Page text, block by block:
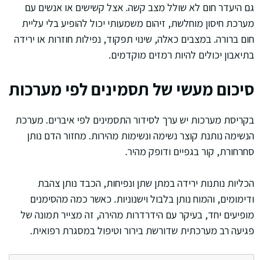
גם היעדר חום לא שולל מצב קשה. אצל קשישים או אנשים עם
מערכת חיסון מוחלשת, זיהום משמעותי יכול להופיע בלי עליית
חום ברורה. במצבים כאלה, שינוי תפקוד, נפילות חוזרות או ירידה
בתיאבון יכולים להיות רמזים מוקדמים.
סיכום מעשי של תסמינים לפי מערכות
בקריסת מערכות יש ערך לסידור התסמינים לפי איברים. מערכת
הנשימה נותנת קוצר נשימה ונשימות מהירות. מחזור הדם נותן
סחרחורת, קור בגפיים ודופק מהיר.
הכליות נותנות ירידה במתן שתן ונפיחות, הכבד נותן צהבת
ודימומים, והמוח נותן בלבול וישנוניות. כאשר כמה מהסימנים
מופיעים יחד, בעיקר עם הידרדרות מהירה, זה מצייר תמונה של
פגיעה רב מערכתית שדורשת בירור וטיפול במסגרת רפואית.